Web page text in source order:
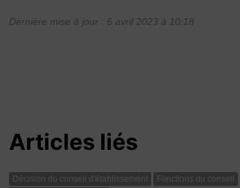
Dernière mise à jour : 6 avril 2023 à 10:18
Articles liés
Décision du conseil d'établissement
Fonctions du conseil